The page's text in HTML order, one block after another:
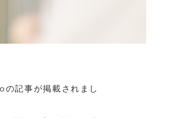
記事が掲載されまし